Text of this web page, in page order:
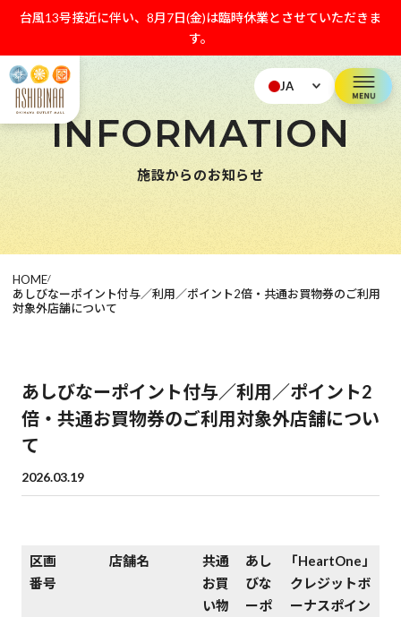
台風13号接近に伴い、8月7日(金)は臨時休業とさせていただきま
す。
JA
INFORMATION
施設からのお知らせ
HOME/
あしびなーポイント付与／利用／ポイント2倍・共通お買物券のご利用
対象外店舗について
あしびなーポイント付与／利用／ポイント2
倍・共通お買物券のご利用対象外店舗につい
て
2026.03.19
区画
番号
店舗名
共通
お買
い物
あし
びな
ーポ
「HeartOne」
クレジットボ
ーナスポイン